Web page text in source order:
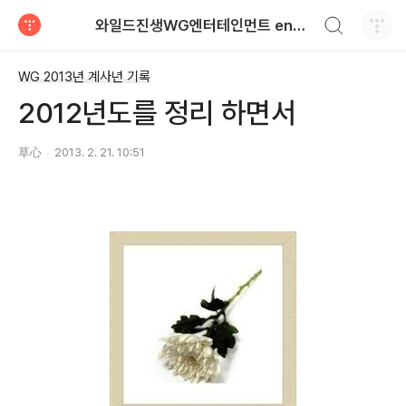
와일드진생WG엔터테인먼트 entertainment
WG 2013년 계사년 기록
2012년도를 정리 하면서
草心 2013. 2. 21. 10:51